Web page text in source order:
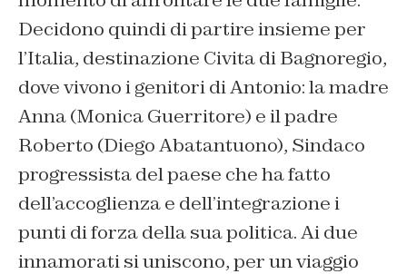
Decidono quindi di partire insieme per
l’Italia, destinazione Civita di Bagnoregio,
dove vivono i genitori di Antonio: la madre
Anna (Monica Guerritore) e il padre
Roberto (Diego Abatantuono), Sindaco
progressista del paese che ha fatto
dell’accoglienza e dell’integrazione i
punti di forza della sua politica. Ai due
innamorati si uniscono, per un viaggio